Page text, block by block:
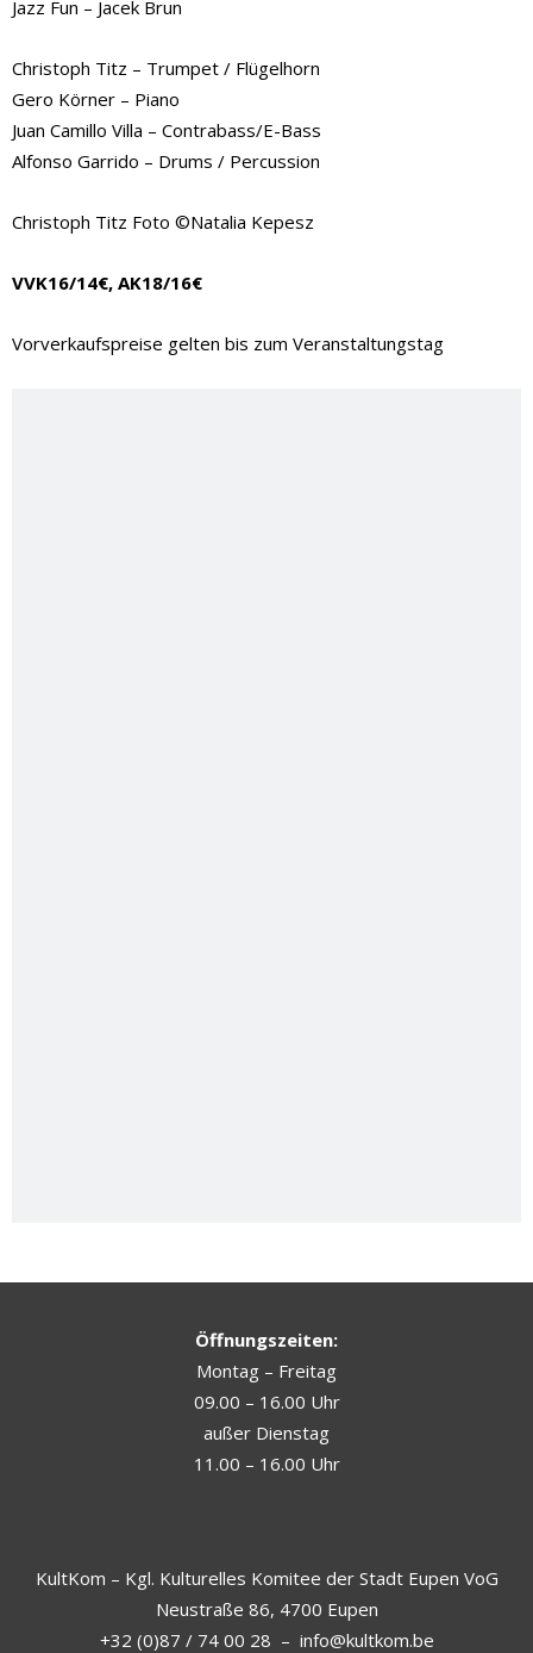
Jazz Fun – Jacek Brun
Christoph Titz – Trumpet / Flügelhorn
Gero Körner – Piano
Juan Camillo Villa – Contrabass/E-Bass
Alfonso Garrido – Drums / Percussion
Christoph Titz Foto ©Natalia Kepesz
VVK16/14€, AK18/16€
Vorverkaufspreise gelten bis zum Veranstaltungstag
Öffnungszeiten:
Montag – Freitag
09.00 – 16.00 Uhr
außer Dienstag
11.00 – 16.00 Uhr
KultKom – Kgl. Kulturelles Komitee der Stadt Eupen VoG
Neustraße 86, 4700 Eupen
+32 (0)87 / 74 00 28 – info@kultkom.be